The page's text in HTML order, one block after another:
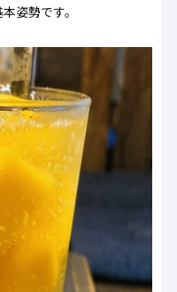
姿勢です。